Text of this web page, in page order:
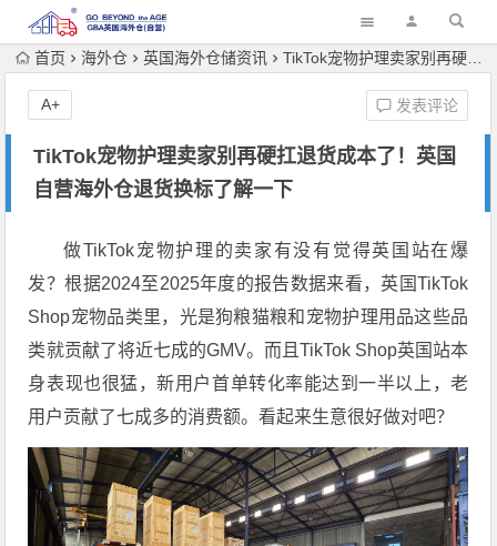
首页 海外仓 英国海外仓储资讯 TikTok宠物护理卖家别再硬扛退货成本了！英国自营海外仓退货换标了解一下
TikTok宠物护理卖家别再硬扛退货成本了！英国
自营海外仓退货换标了解一下
发表评论
A+
做TikTok宠物护理的卖家有没有觉得英国站在爆
发？根据2024至2025年度的报告数据来看，英国TikTok
Shop宠物品类里，光是狗粮猫粮和宠物护理用品这些品
类就贡献了将近七成的GMV。而且TikTok Shop英国站本
身表现也很猛，新用户首单转化率能达到一半以上，老
用户贡献了七成多的消费额。看起来生意很好做对吧？